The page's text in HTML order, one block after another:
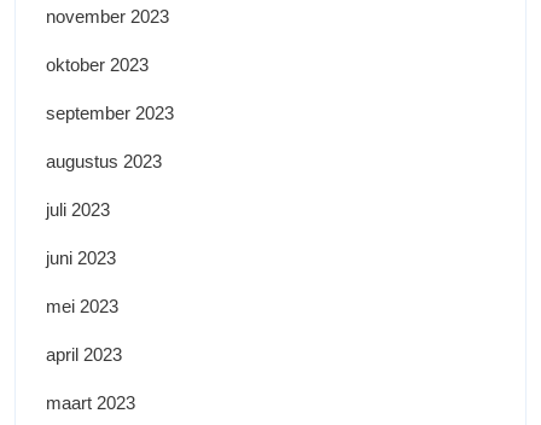
november 2023
oktober 2023
september 2023
augustus 2023
juli 2023
juni 2023
mei 2023
april 2023
maart 2023